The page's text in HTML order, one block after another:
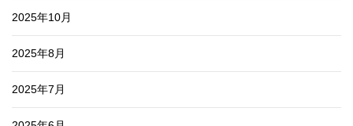
2025年10月
2025年8月
2025年7月